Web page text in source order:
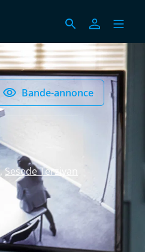
Bande-annonce
, Sesede Terziyan